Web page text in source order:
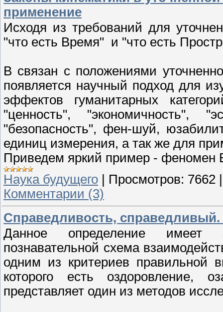
применение
Исходя из требований для
"что есть Время" и "что есть
В связан с положениями
появляется научный подход для
эффектов гуманитарных
"ценность", "экономичность",
"безопасность", фен-шуй,
единиц измерения, а так же для
Приведем яркий пример - феномен
Наука будущего
Просмотров: 7662
Комментарии (3)
Справедливость,
Данное определение имеет
познавательной схема
одним из критериев правильной
которого есть оздоровление,
представляет один из методов